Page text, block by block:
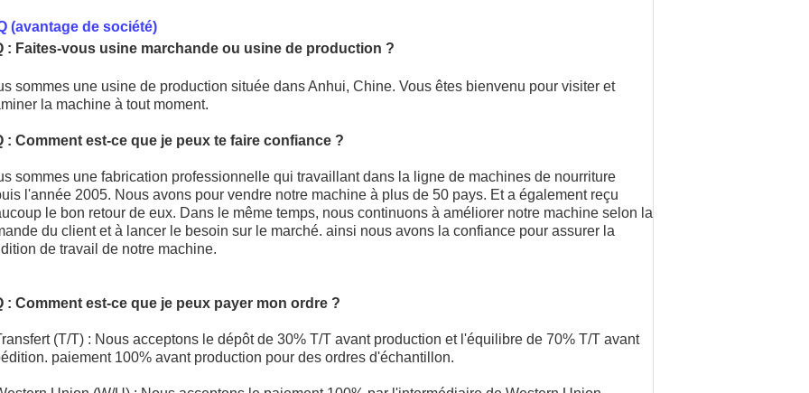
(avantage de société)
: Faites-vous usine marchande ou usine de production ?
sommes une usine de production située dans Anhui, Chine. Vous êtes bienvenu pour visiter et
la machine à tout moment.
: Comment est-ce que je peux te faire confiance ?
sommes une fabrication professionnelle qui travaillant dans la ligne de machines de nourriture
l'année 2005. Nous avons pour vendre notre machine à plus de 50 pays. Et a également reçu
le bon retour de eux. Dans le même temps, nous continuons à améliorer notre machine selon la
du client et à lancer le besoin sur le marché. ainsi nous avons la confiance pour assurer la
de travail de notre machine.
: Comment est-ce que je peux payer mon ordre ?
(T/T) : Nous acceptons le dépôt de 30% T/T avant production et l'équilibre de 70% T/T avant
paiement 100% avant production pour des ordres d'échantillon.